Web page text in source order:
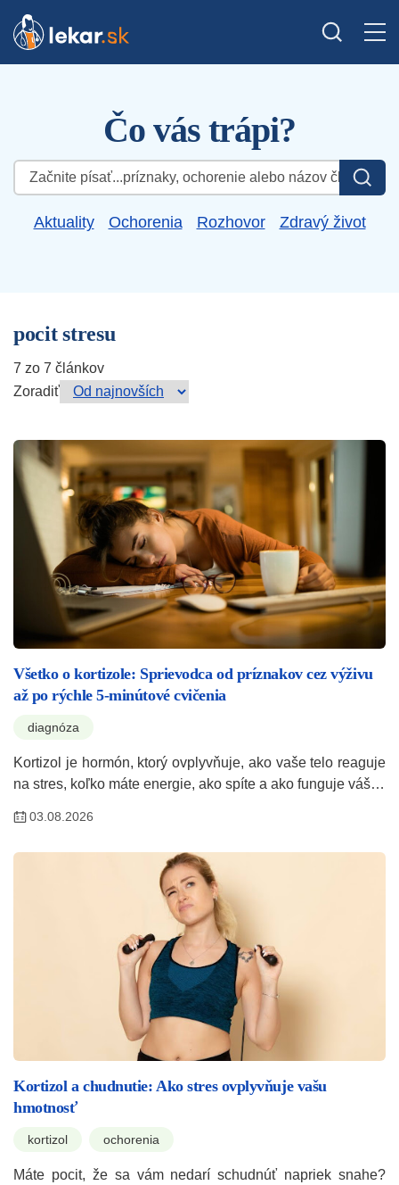
Čo vás trápi?
Hľadať:
Aktuality Ochorenia Rozhovor Zdravý život
pocit stresu
7 zo 7 článkov
Zoradiť
Všetko o kortizole: Sprievodca od príznakov cez výživu
až po rýchle 5-minútové cvičenia
diagnóza
Kortizol je hormón, ktorý ovplyvňuje, ako vaše telo reaguje
na stres, koľko máte energie, ako spíte a ako funguje váš…
03.08.2026
Kortizol a chudnutie: Ako stres ovplyvňuje vašu
hmotnosť
kortizol ochorenia
Máte pocit, že sa vám nedarí schudnúť napriek snahe?